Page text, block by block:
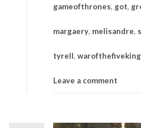
gameofthrones, got,
margaery, melisandre,
tyrell,
Leave a comment